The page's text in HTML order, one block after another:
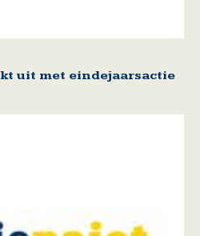
uit met eindejaarsactie